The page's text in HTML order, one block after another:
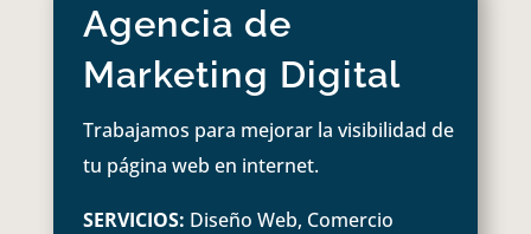
Agencia de
Marketing Digital
Trabajamos para mejorar la visibilidad de
tu página web en internet.
SERVICIOS: Diseño Web, Comercio